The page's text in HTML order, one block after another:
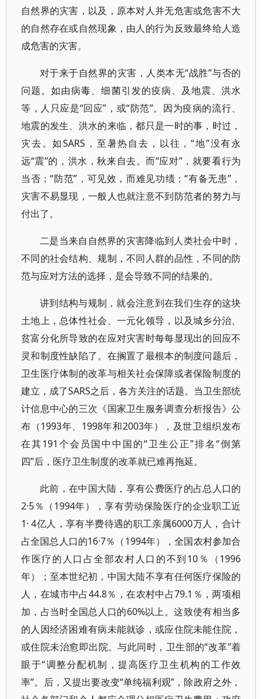
自然界的灾害，以及，原本对人并无危害或危害不大
的自然存在或自然现象，由人的行为反致最终给人造
成危害的灾害。
对于来于自然界的灾害，人类本无“战胜”与否的
问题。如由病毒、细菌引发的疫病、及地震、洪水
等，人只应是“回应”，或“防范”。因为疫病的流行、
地震的发生、洪水的来临，都只是一时的事，时过，
灾去。如SARS，至暑热自去，以往，“地”没有永
远“震”的，洪水，秋来自去。而“应对”，就要看行为
当否；“防范”，可见效，而难见功绩；“有备无患”，
灾害不易显现，一般人也就注意不到防范者的努力与
付出了。
二是当来自自然界的灾害降临到人类社会中时，
不同的社会结构、规制，不同人群的品性，不同的防
范与应对方法的选择，是会导致不同的结果的。
讲到结构与规制，就会注意到在我们生存的这块
土地上，总体性社会、一元化领导，以及城乡分治、
贫富分化所导致的在应对灾害时每每显现出的回应不
灵和制度性缺陷了。在搁置了最根本的制度问题后，
卫生医疗体制的改革与相关社会保障或者保险制度的
建立，成了SARS之后，各方关注的话题。当卫生部统
计信息中心的三次《国家卫生服务调查分析报告》公
布（1993年、1998年和2003年），及世卫组织发布
在其191个会员国中中国的“卫生公正”排名“倒第
四”后，医疗卫生制度的改革就已难再拖延。
此前，在中国大陆，享有公费医疗的占总人口的
2·5％（1994年），享有劳动保险医疗的企业职工近
1· 4亿人，享有半费待遇的职工亲属6000万人，合计
占全国总人口的16·7％（1994年），全国农村参加合
作医疗的人口占全部农村人口的不到10％（1996
年）；至本世纪初，中国大陆不享有任何医疗保险的
人，在城市中占44.8％，在农村中占79.1％，两项相
加，占当时全国总人口的60%以上。这致使有相当多
的人因经济困难有病未能就诊，或应住院未能住院，
或住院未治愈即出院。与此同时，卫生部的“改革”着
眼于“调整分配机制，提高医疗卫生机构的工作效
率”。后，又提出要改变“单纯福利观”，除政府之外，